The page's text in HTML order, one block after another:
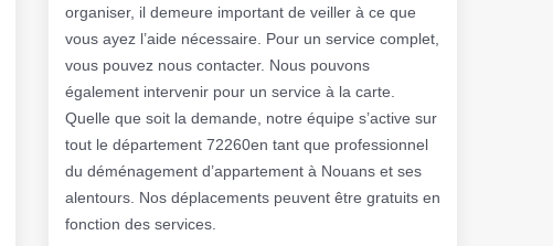
organiser, il demeure important de veiller à ce que
vous ayez l’aide nécessaire. Pour un service complet,
vous pouvez nous contacter. Nous pouvons
également intervenir pour un service à la carte.
Quelle que soit la demande, notre équipe s’active sur
tout le département 72260en tant que professionnel
du déménagement d’appartement à Nouans et ses
alentours. Nos déplacements peuvent être gratuits en
fonction des services.